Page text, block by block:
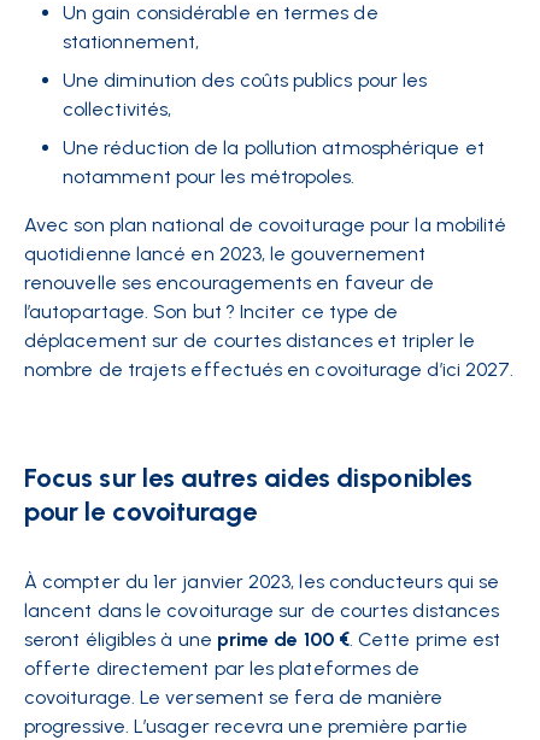
Un gain considérable en termes de
stationnement,
Une diminution des coûts publics pour les
collectivités,
Une réduction de la pollution atmosphérique et
notamment pour les métropoles.
Avec son plan national de covoiturage pour la mobilité
quotidienne lancé en 2023, le gouvernement
renouvelle ses encouragements en faveur de
l’autopartage. Son but ? Inciter ce type de
déplacement sur de courtes distances et tripler le
nombre de trajets effectués en covoiturage d’ici 2027.
Focus sur les autres aides disponibles
pour le covoiturage
À compter du 1er janvier 2023, les conducteurs qui se
lancent dans le covoiturage sur de courtes distances
seront éligibles à une prime de 100 €. Cette prime est
offerte directement par les plateformes de
covoiturage. Le versement se fera de manière
progressive. L’usager recevra une première partie